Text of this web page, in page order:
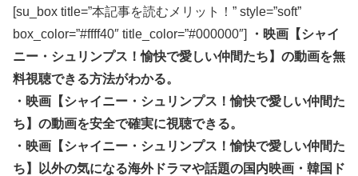
[su_box title=”本記事を読むメリット！” style=”soft”
box_color=”#ffff40″ title_color=”#000000″]
・映画【シャイ
ニー・シュリンプス！愉快で愛しい仲間たち】の動画を無
料視聴できる方法がわかる。
・映画【シャイニー・シュリンプス！愉快で愛しい仲間た
ち】の動画を安全で確実に視聴できる。
・映画【シャイニー・シュリンプス！愉快で愛しい仲間た
ち】以外の気になる海外ドラマや話題の国内映画・韓国ド